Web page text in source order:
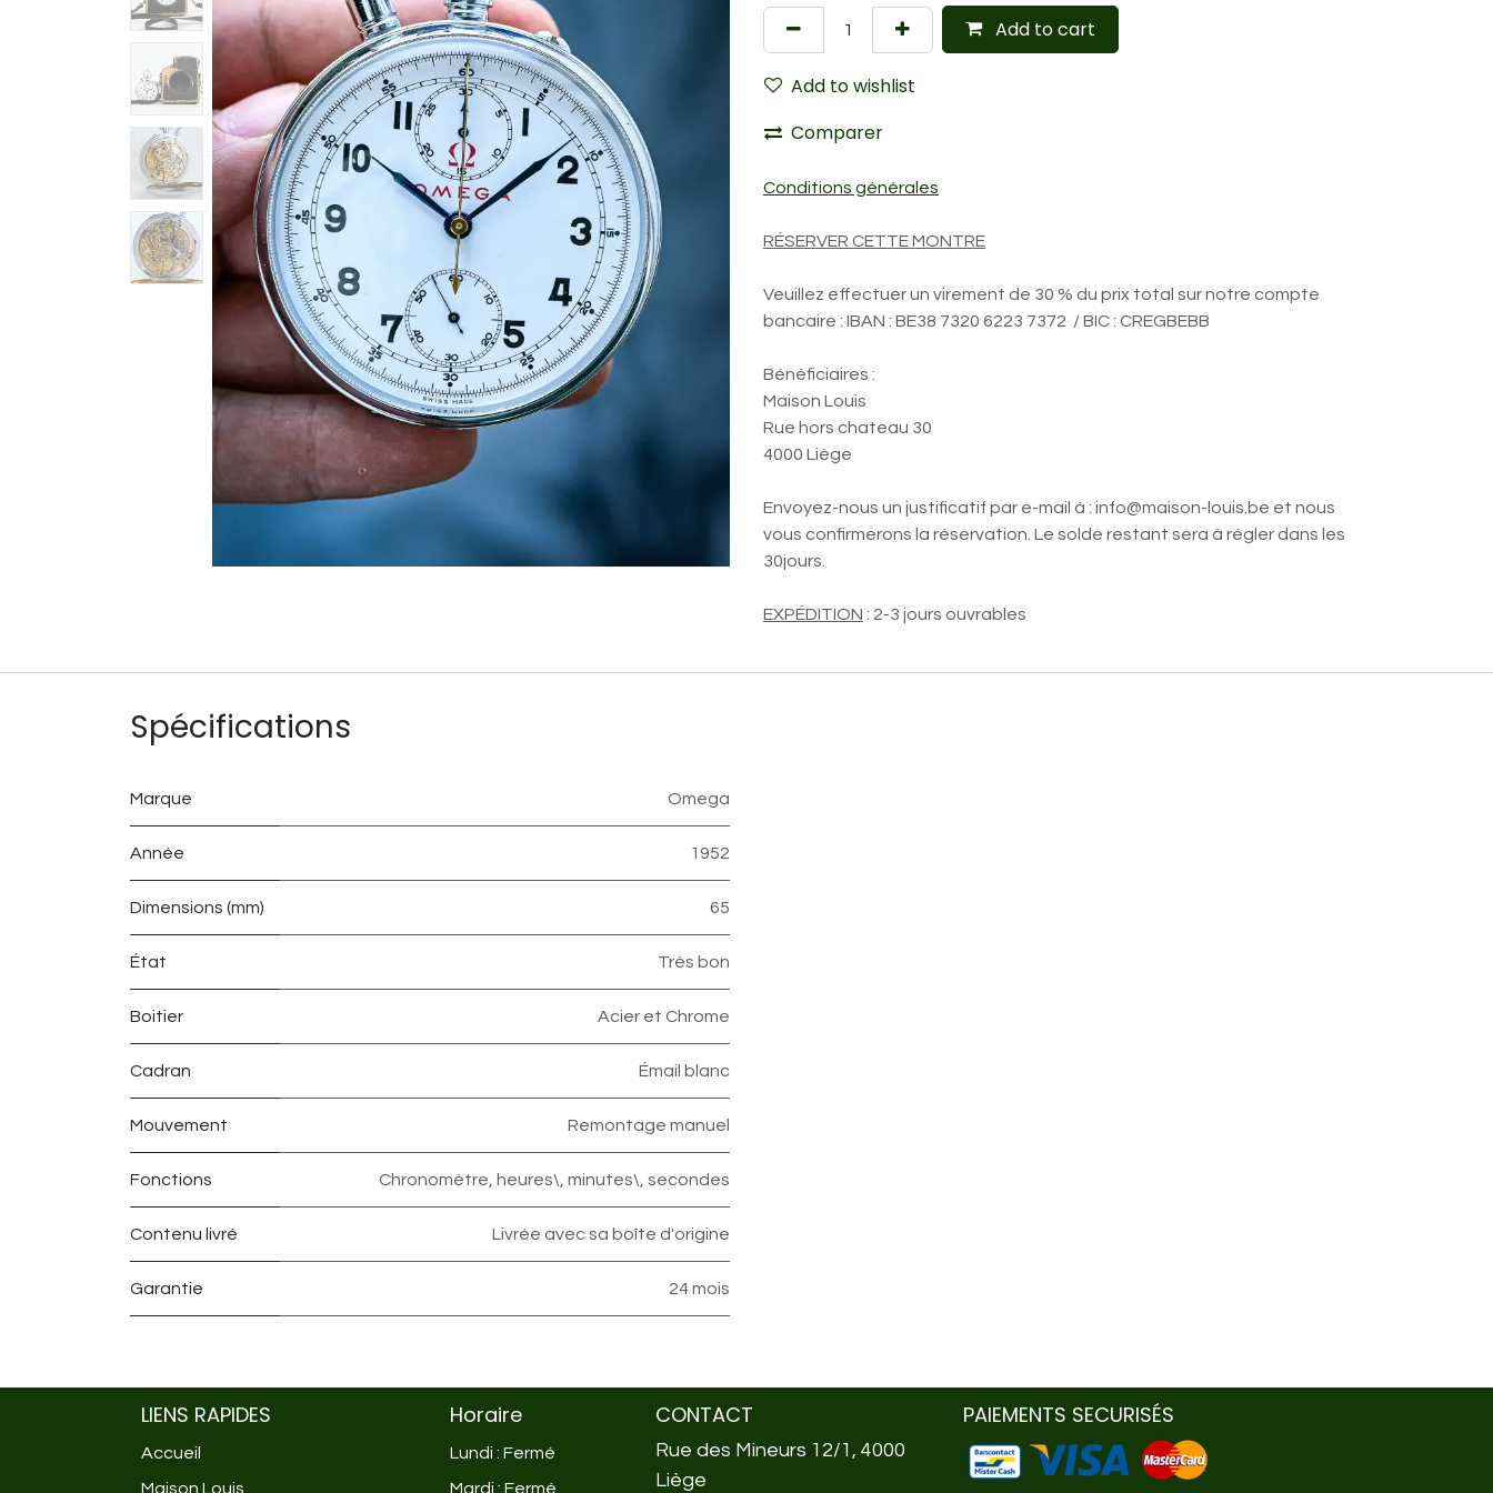
Add to cart
Add to wishlist
Comparer
Conditions générales
RÉSERVER CETTE MONTRE
Veuillez effectuer un virement de 30 % du prix total sur notre compte
bancaire : IBAN : BE38 7320 6223 7372 / BIC : CREGBEBB
Bénéficiaires :
Maison Louis
Rue hors chateau 30
4000 Liège
Envoyez-nous un justificatif par e-mail à : info@maison-louis.be et nous
vous confirmerons la réservation. Le solde restant sera à régler dans les
30jours.
EXPÉDITION : 2-3 jours ouvrables
Spécifications
Marque Omega
Année 1952
Dimensions (mm) 65
État Très bon
Boitier Acier et Chrome
Cadran Émail blanc
Mouvement Remontage manuel
Fonctions Chronomètre, heures\, minutes\, secondes
Contenu livré Livrée avec sa boîte d'origine
Garantie 24 mois
LIENS RAPIDES
Accueil
Maison Louis
Horaire
Lundi : Fermé
Mardi : Fermé
CONTACT
Rue des Mineurs 12/1, 4000
Liège
PAIEMENTS SECURISÉS